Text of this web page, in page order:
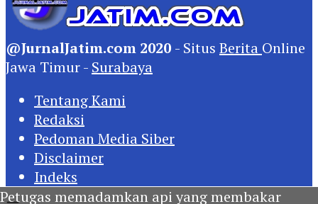
Petugas memadamkan api yang membakar
@JurnalJatim.com 2020 - Situs Berita Online
Jawa Timur - Surabaya
Tentang Kami
Redaksi
Pedoman Media Siber
Disclaimer
Indeks